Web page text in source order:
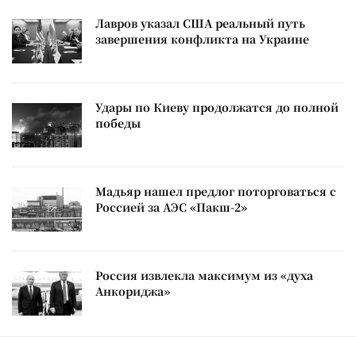
Лавров указал США реальный путь
завершения конфликта на Украине
Удары по Киеву продолжатся до полной
победы
Мадьяр нашел предлог поторговаться с
Россией за АЭС «Пакш-2»
Россия извлекла максимум из «духа
Анкориджа»